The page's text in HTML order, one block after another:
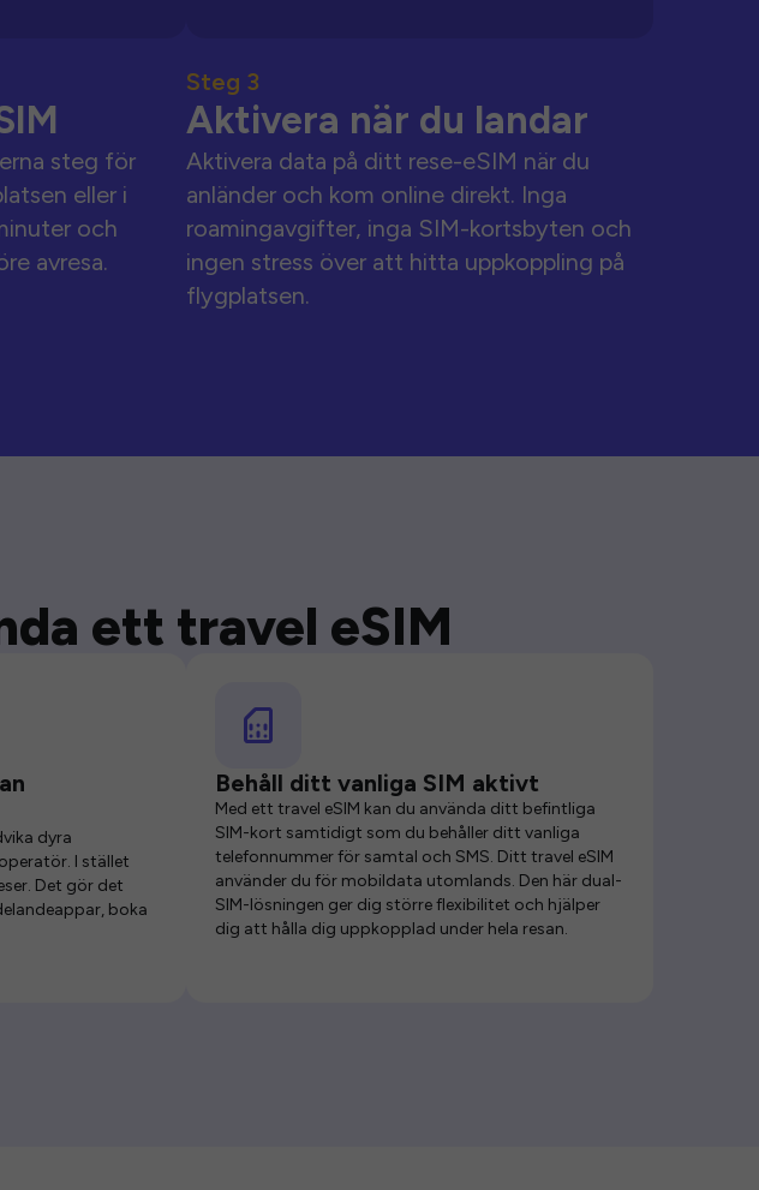
steg för
eller i
och
avresa.
Steg 3
Aktivera när du landar
Aktivera data på ditt rese-eSIM när du
anländer och kom online direkt. Inga
roamingavgifter, inga SIM-kortsbyten och
ingen stress över att hitta uppkoppling på
flygplatsen.
ett travel eSIM
dyra
I stället
Det gör det
boka
Behåll ditt vanliga SIM aktivt
Med ett travel eSIM kan du använda ditt befintliga
SIM-kort samtidigt som du behåller ditt vanliga
telefonnummer för samtal och SMS. Ditt travel eSIM
använder du för mobildata utomlands. Den här dual-
SIM-lösningen ger dig större flexibilitet och hjälper
dig att hålla dig uppkopplad under hela resan.